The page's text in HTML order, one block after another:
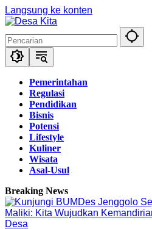
Langsung ke konten
Pemerintahan
Regulasi
Pendidikan
Bisnis
Potensi
Lifestyle
Kuliner
Wisata
Asal-Usul
Breaking News